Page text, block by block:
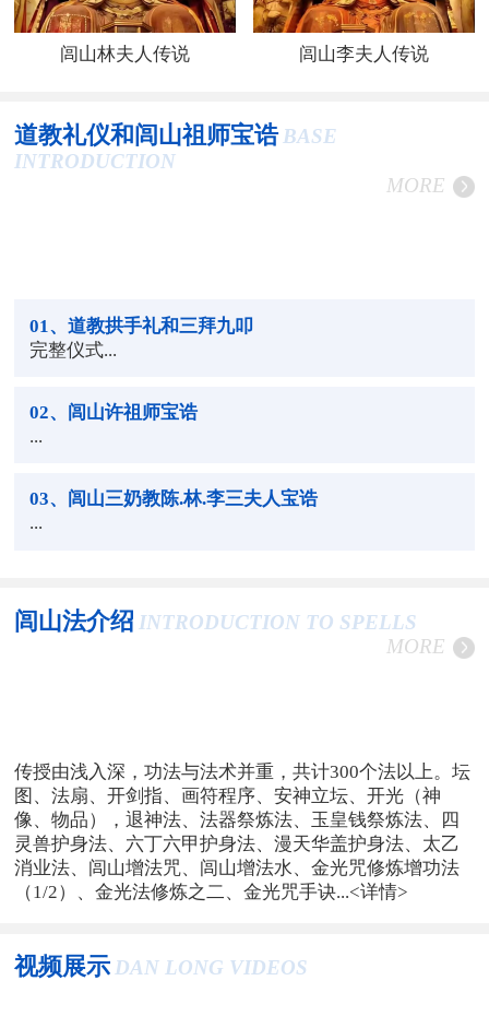
闾山林夫人传说 闾山李夫人传说
道教礼仪和闾山祖师宝诰 BASE
INTRODUCTION
MORE
01 、道教拱手礼和三拜九叩
完整仪式...
02、闾山许祖师宝诰
...
03、闾山三奶教陈.林.李三夫人宝诰
...
闾山法介绍 INTRODUCTION TO SPELLS
MORE
传授由浅入深，功法与法术并重，共计300个法以上。坛
图、法扇、开剑指、画符程序、安神立坛、开光（神
像、物品），退神法、法器祭炼法、玉皇钱祭炼法、四
灵兽护身法、六丁六甲护身法、漫天华盖护身法、太乙
消业法、闾山增法咒、闾山增法水、金光咒修炼增功法
（1/2）、金光法修炼之二、金光咒手诀...<详情>
视频展示 DAN LONG VIDEOS